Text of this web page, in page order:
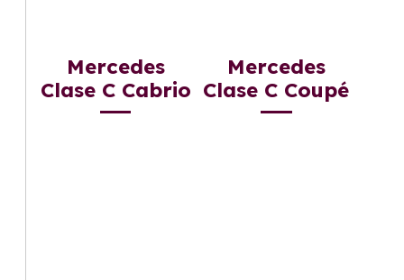
Mercedes
Clase C Cabrio
Mercedes
Clase C Coupé